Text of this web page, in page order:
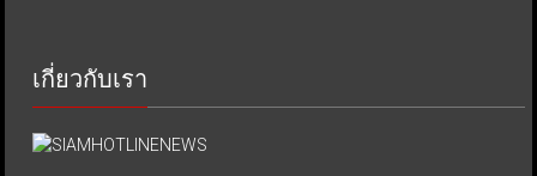
เกี่ยวกับเรา